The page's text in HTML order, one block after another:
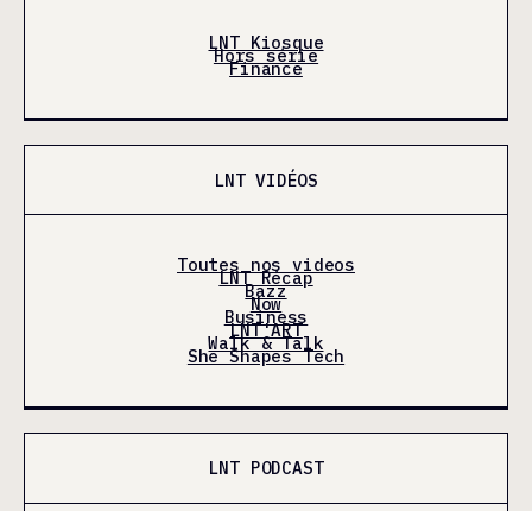
LNT Kiosque
Hors série
Finance
LNT VIDÉOS
Toutes nos videos
LNT Récap
Bazz
Now
Business
LNT'ART
Walk & Talk
She Shapes Tech
LNT PODCAST